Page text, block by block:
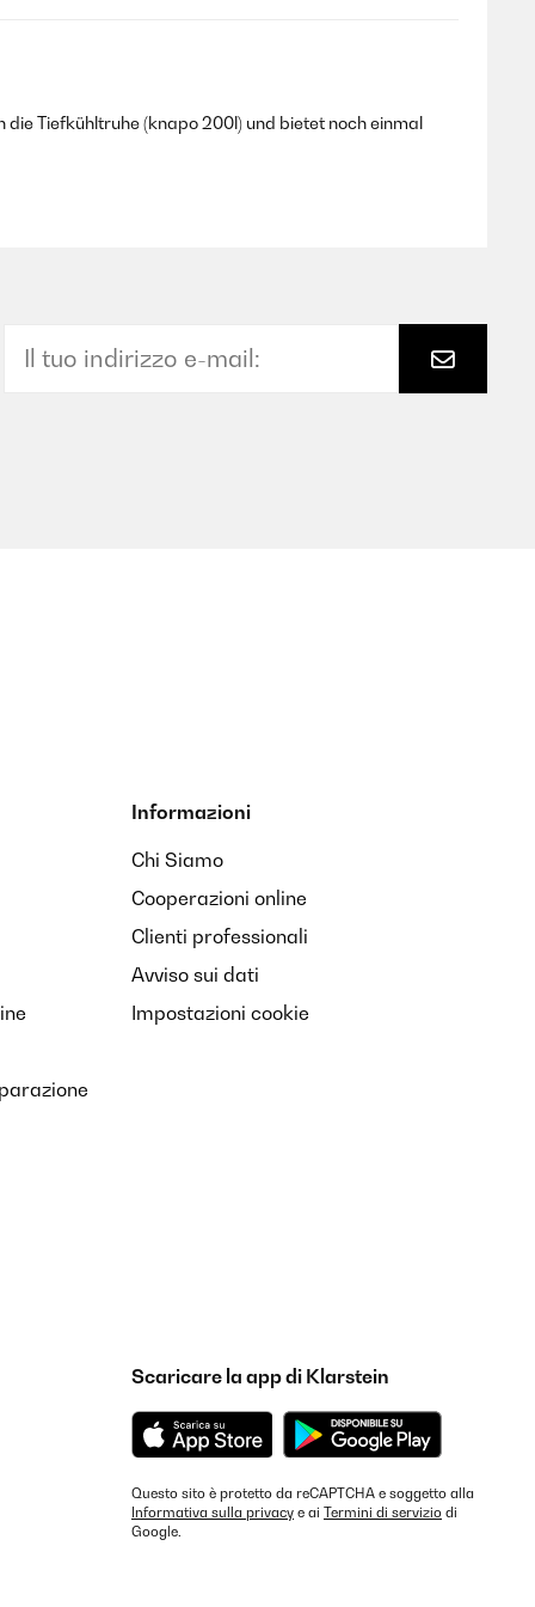
Tiefkühltruhe (knapo 200l) und bietet noch einmal
Informazioni
Chi Siamo
Cooperazioni online
Clienti professionali
Avviso sui dati
Impostazioni cookie
Scaricare la app di Klarstein
Questo sito è protetto da reCAPTCHA e soggetto alla
Informativa sulla privacy e ai Termini di servizio di
Google.